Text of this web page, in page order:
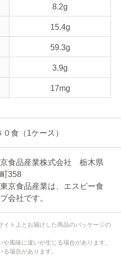
8.2g
15.4g
59.3g
3.9g
17mg
食（1ケース）
食品産業株式会社 栃木県
358
産業は、エスビー食
会社です。
ト上とお届けした商品のパッケージの
風味に違いが生じる場合があります。
場合があります。